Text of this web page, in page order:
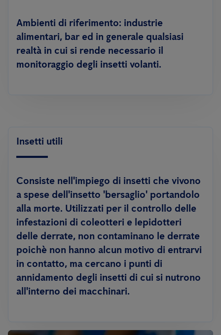
Ambienti di riferimento: industrie
alimentari, bar ed in generale qualsiasi
realtà in cui si rende necessario il
monitoraggio degli insetti volanti.
Insetti utili
Consiste nell'impiego di insetti che vivono
a spese dell'insetto 'bersaglio' portandolo
alla morte. Utilizzati per il controllo delle
infestazioni di coleotteri e lepidotteri
delle derrate, non contaminano le derrate
poichè non hanno alcun motivo di entrarvi
in contatto, ma cercano i punti di
annidamento degli insetti di cui si nutrono
all'interno dei macchinari.